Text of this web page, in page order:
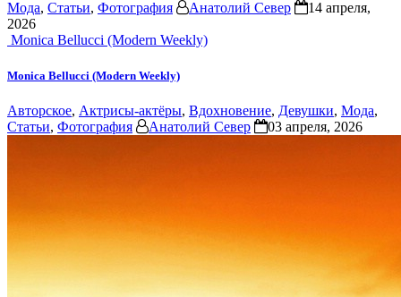
Мода, Статьи, Фотография Анатолий Север
14 апреля,
2026
Monica Bellucci (Modern Weekly)
Monica Bellucci (Modern Weekly)
Авторское, Актрисы-актёры, Вдохновение, Девушки, Мода,
Статьи, Фотография Анатолий Север 03 апреля, 2026